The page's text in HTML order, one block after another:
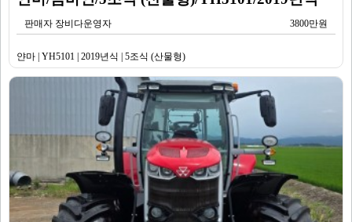
판매자 장비다운영자 3800만원
얀마 | YH5101 | 2019년식 | 5조식 (산물형)